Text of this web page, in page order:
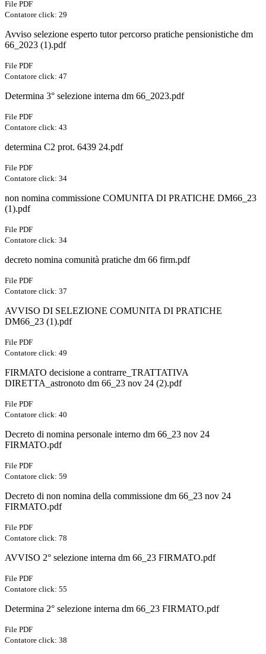
File PDF
Contatore click: 29
Avviso selezione esperto tutor percorso pratiche pensionistiche dm
66_2023 (1).pdf
File PDF
Contatore click: 47
Determina 3° selezione interna dm 66_2023.pdf
File PDF
Contatore click: 43
determina C2 prot. 6439 24.pdf
File PDF
Contatore click: 34
non nomina commissione COMUNITA DI PRATICHE DM66_23
(1).pdf
File PDF
Contatore click: 34
decreto nomina comunità pratiche dm 66 firm.pdf
File PDF
Contatore click: 37
AVVISO DI SELEZIONE COMUNITA DI PRATICHE
DM66_23 (1).pdf
File PDF
Contatore click: 49
FIRMATO decisione a contrarre_TRATTATIVA
DIRETTA_astronoto dm 66_23 nov 24 (2).pdf
File PDF
Contatore click: 40
Decreto di nomina personale interno dm 66_23 nov 24
FIRMATO.pdf
File PDF
Contatore click: 59
Decreto di non nomina della commissione dm 66_23 nov 24
FIRMATO.pdf
File PDF
Contatore click: 78
AVVISO 2° selezione interna dm 66_23 FIRMATO.pdf
File PDF
Contatore click: 55
Determina 2° selezione interna dm 66_23 FIRMATO.pdf
File PDF
Contatore click: 38